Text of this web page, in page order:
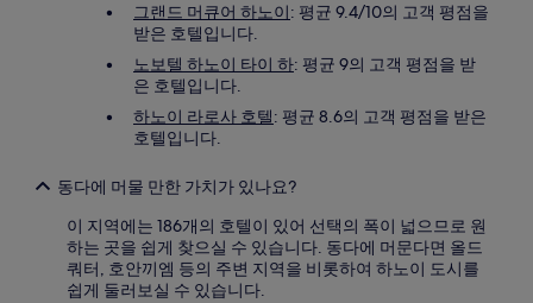
그랜드 머큐어 하노이: 평균 9.4/10의 고객 평점을
받은 호텔입니다.
노보텔 하노이 타이 하: 평균 9의 고객 평점을 받
은 호텔입니다.
하노이 라로사 호텔: 평균 8.6의 고객 평점을 받은
호텔입니다.
동다에 머물 만한 가치가 있나요?
이 지역에는 186개의 호텔이 있어 선택의 폭이 넓으므로 원
하는 곳을 쉽게 찾으실 수 있습니다. 동다에 머문다면 올드
쿼터, 호안끼엠 등의 주변 지역을 비롯하여 하노이 도시를
쉽게 둘러보실 수 있습니다.